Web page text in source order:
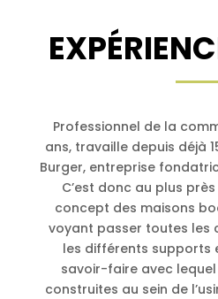
Professionnel de la
ans, travaille depuis déjà
Burger, entreprise
C’est donc au plus
concept des maisons
voyant passer toutes les
les différents supports
savoir-faire avec
construites au sein de